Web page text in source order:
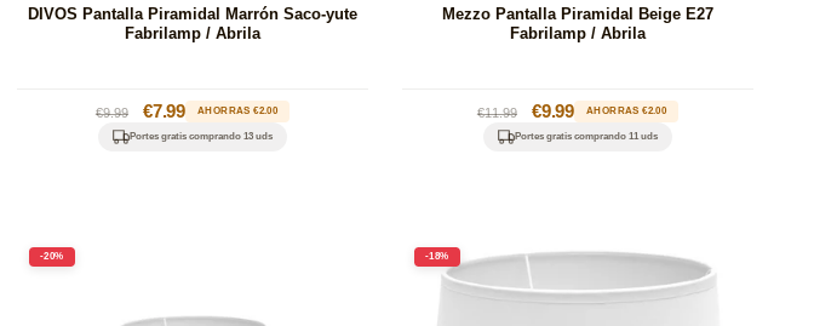
DIVOS Pantalla Piramidal Marrón Saco-yute
Fabrilamp / Abrila
Precio
habitual
€9.99
Precio
oferta
€7.99 AHORRAS €2.00
Portes gratis comprando 13 uds
Mezzo Pantalla Piramidal Beige E27
Fabrilamp / Abrila
Precio
habitual
€11.99
Precio
oferta
€9.99 AHORRAS €2.00
Portes gratis comprando 11 uds
-20% -18%